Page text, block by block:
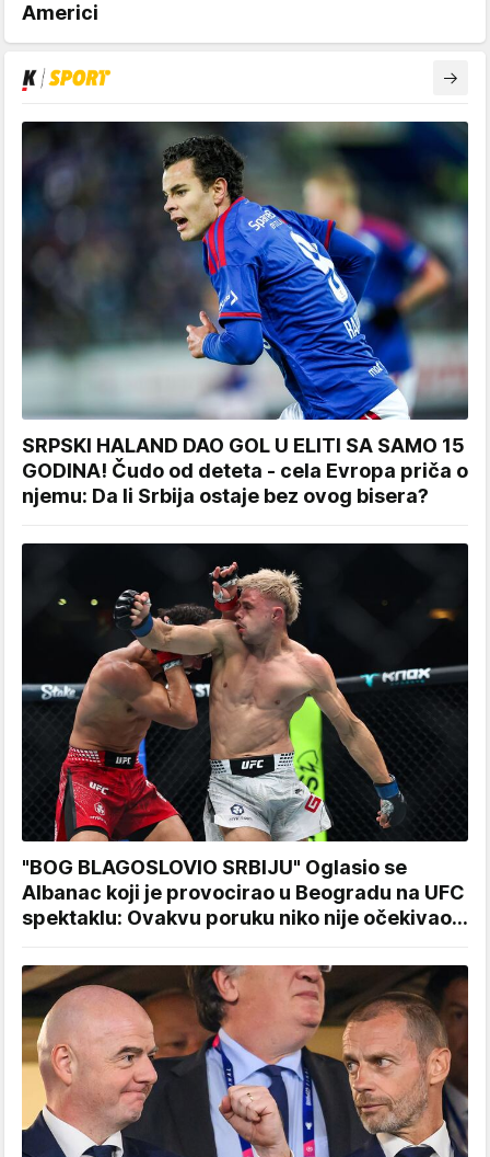
Americi
SRPSKI HALAND DAO GOL U ELITI SA SAMO 15
GODINA! Čudo od deteta - cela Evropa priča o
njemu: Da li Srbija ostaje bez ovog bisera?
"BOG BLAGOSLOVIO SRBIJU" Oglasio se
Albanac koji je provocirao u Beogradu na UFC
spektaklu: Ovakvu poruku niko nije očekivao...